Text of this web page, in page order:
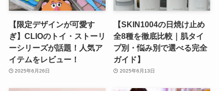
【限定デザインが可愛す
ぎ】CLIOのトイ・ストーリ
ーシリーズが話題！人気ア
イテムをレビュー！
2025年6月26日
【SKIN1004の日焼け止め
全8種を徹底比較｜肌タイ
プ別・悩み別で選べる完全
ガイド】
2025年6月13日